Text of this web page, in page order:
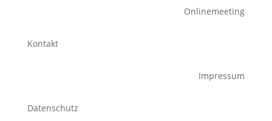
Onlinemeeting
Kontakt
Impressum
Datenschutz